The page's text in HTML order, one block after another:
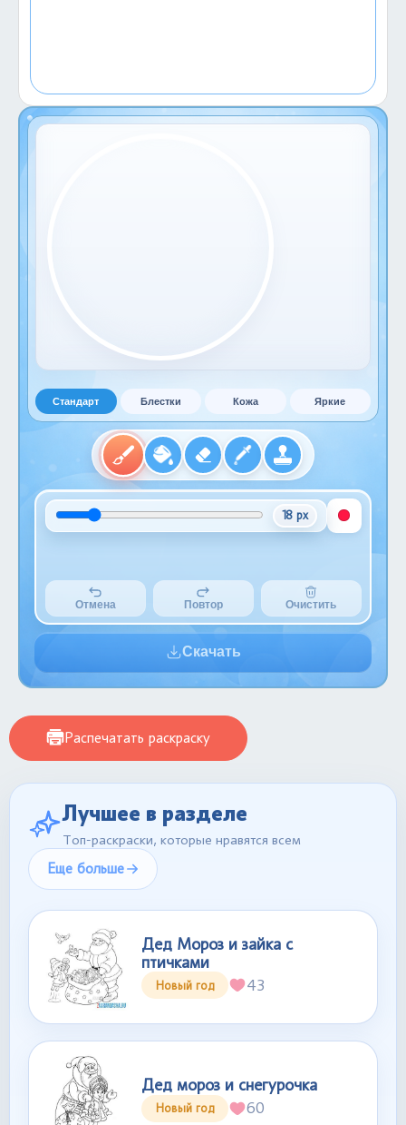
Стандарт Блестки Кожа Яркие
18 px
Отмена Повтор Очистить
Скачать
Распечатать раскраску
Лучшее в разделе
Топ-раскраски, которые нравятся всем
Еще больше
Дед Мороз и зайка с
птичками
Новый год 43
Дед мороз и снегурочка
Новый год 60